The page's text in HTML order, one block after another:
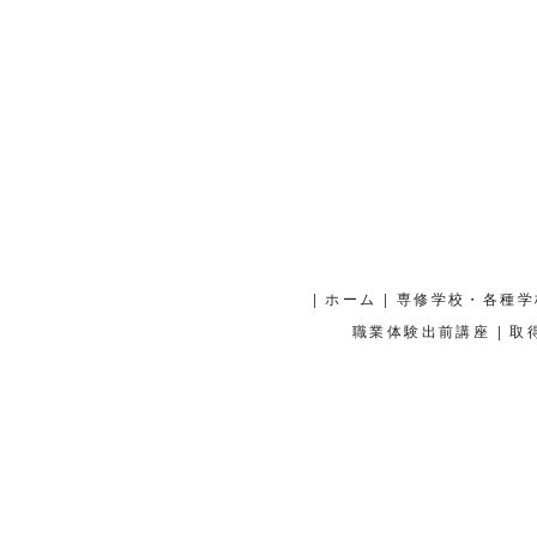
| ホーム | 専修学校・各種学
職業体験出前講座 |取